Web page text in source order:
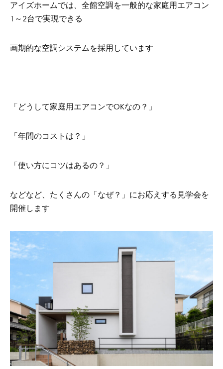
アイズホームでは、全館空調を一般的な家庭用エアコン
1～2台で実現できる
画期的な空調システムを採用しています
「どうして家庭用エアコンでOKなの？」
「年間のコストは？」
「使い方にコツはあるの？」
などなど、たくさんの「なぜ？」にお応えする見学会を
開催します